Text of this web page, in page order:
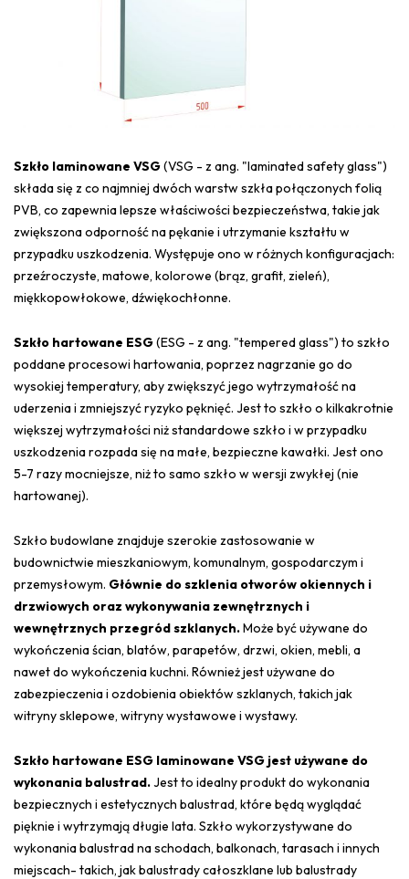
Szkło laminowane VSG(VSG - z ang. "laminated safety glass")
składa się z co najmniej dwóch warstw szkła połączonych folią
PVB, co zapewnia lepsze właściwości bezpieczeństwa, takie jak
zwiększona odporność na pękanie i utrzymanie kształtu w
przypadku uszkodzenia. Występuje ono w różnych konfiguracjach:
przeźroczyste, matowe, kolorowe (brąz, grafit, zieleń),
miękkopowłokowe, dźwiękochłonne.
Szkło hartowane ESG(ESG - z ang. "tempered glass") to szkło
poddane procesowi hartowania, poprzez nagrzanie go do
wysokiej temperatury, aby zwiększyć jego wytrzymałość na
uderzenia i zmniejszyć ryzyko pęknięć. Jest to szkło o kilkakrotnie
większej wytrzymałości niż standardowe szkło i w przypadku
uszkodzenia rozpada się na małe, bezpieczne kawałki. Jest ono
5-7 razy mocniejsze, niż to samo szkło w wersji zwykłej (nie
hartowanej).
Szkło budowlane znajduje szerokie zastosowanie w
budownictwie mieszkaniowym, komunalnym, gospodarczym i
przemysłowym. Głównie do szklenia otworów okiennych i
drzwiowych oraz wykonywania zewnętrznych i
wewnętrznych przegród szklanych.Może być używane do
wykończenia ścian, blatów, parapetów, drzwi, okien, mebli, a
nawet do wykończenia kuchni. Również jest używane do
zabezpieczenia i ozdobienia obiektów szklanych, takich jak
witryny sklepowe, witryny wystawowe i wystawy.
Szkło hartowane ESG laminowane VSG jest używane do
wykonania balustrad.Jest to idealny produkt do wykonania
bezpiecznych i estetycznych balustrad, które będą wyglądać
pięknie i wytrzymają długie lata. Szkło wykorzystywane do
wykonania balustrad na schodach, balkonach, tarasach i innych
miejscach- takich, jak balustrady całoszklane lub balustrady